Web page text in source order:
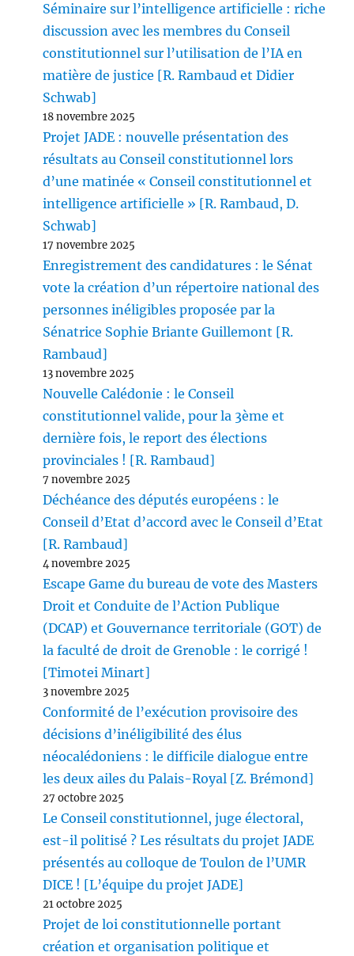
Séminaire sur l’intelligence artificielle : riche
discussion avec les membres du Conseil
constitutionnel sur l’utilisation de l’IA en
matière de justice [R. Rambaud et Didier
Schwab]
18 novembre 2025
Projet JADE : nouvelle présentation des
résultats au Conseil constitutionnel lors
d’une matinée « Conseil constitutionnel et
intelligence artificielle » [R. Rambaud, D.
Schwab]
17 novembre 2025
Enregistrement des candidatures : le Sénat
vote la création d’un répertoire national des
personnes inéligibles proposée par la
Sénatrice Sophie Briante Guillemont [R.
Rambaud]
13 novembre 2025
Nouvelle Calédonie : le Conseil
constitutionnel valide, pour la 3ème et
dernière fois, le report des élections
provinciales ! [R. Rambaud]
7 novembre 2025
Déchéance des députés européens : le
Conseil d’Etat d’accord avec le Conseil d’Etat
[R. Rambaud]
4 novembre 2025
Escape Game du bureau de vote des Masters
Droit et Conduite de l’Action Publique
(DCAP) et Gouvernance territoriale (GOT) de
la faculté de droit de Grenoble : le corrigé !
[Timotei Minart]
3 novembre 2025
Conformité de l’exécution provisoire des
décisions d’inéligibilité des élus
néocalédoniens : le difficile dialogue entre
les deux ailes du Palais-Royal [Z. Brémond]
27 octobre 2025
Le Conseil constitutionnel, juge électoral,
est-il politisé ? Les résultats du projet JADE
présentés au colloque de Toulon de l’UMR
DICE ! [L’équipe du projet JADE]
21 octobre 2025
Projet de loi constitutionnelle portant
création et organisation politique et